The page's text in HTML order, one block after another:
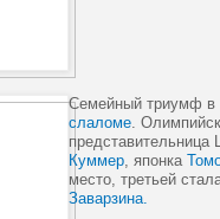
Семейный триумф в
слаломе .
Куммер , японка
место, третьей
Заварзина.